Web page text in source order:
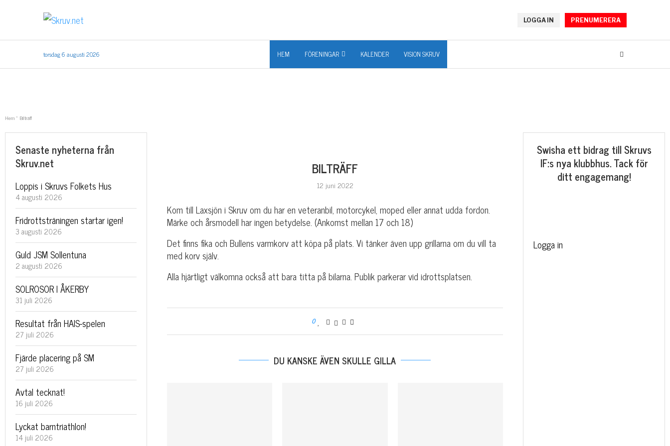
LOGGA IN PRENUMERERA
torsdag 6 augusti 2026 HEM FÖRENINGAR KALENDER VISION SKRUV
Hem» Bilträff
BILTRÄFF
12 juni 2022
Kom till Laxsjön i Skruv om du har en veteranbil, motorcykel, moped eller annat udda fordon.
Märke och årsmodell har ingen betydelse. (Ankomst mellan 17 och 18)
Det finns fika och Bullens varmkorv att köpa på plats. Vi tänker även upp grillarna om du vill ta
med korv själv.
Alla hjärtligt välkomna också att bara titta på bilarna. Publik parkerar vid idrottsplatsen.
0
DU KANSKE ÄVEN SKULLE GILLA
Swisha ett bidrag till Skruvs
IF:s nya klubbhus. Tack för
ditt engagemang!
Logga in
Senaste nyheterna från
Skruv.net
Loppis i Skruvs Folkets Hus
4 augusti 2026
Fridrottsträningen startar igen!
3 augusti 2026
Guld JSM Sollentuna
2 augusti 2026
SOLROSOR I ÅKERBY
31 juli 2026
Resultat från HAIS-spelen
27 juli 2026
Fjärde placering på SM
27 juli 2026
Avtal tecknat!
16 juli 2026
Lyckat barntriathlon!
14 juli 2026